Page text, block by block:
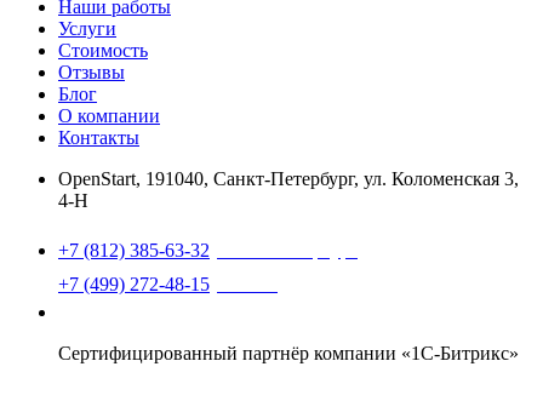
Наши работы
Услуги
Стоимость
Отзывы
Блог
О компании
Контакты
OpenStart, 191040, Санкт-Петербург, ул. Коломенская 3,
4-Н
+7 (812) 385-63-32
+7 (499) 272-48-15
Сертифицированный партнёр компании «1С-Битрикс»